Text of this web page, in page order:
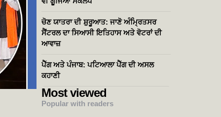
ਚੋਣ ਯਾਤਰਾ ਦੀ ਸ਼ੁਰੂਆਤ: ਜਾਣੋ ਅੰਮ੍ਰਿਤਸਰ
ਸੈਂਟਰਲ ਦਾ ਸਿਆਸੀ ਇਤਿਹਾਸ ਅਤੇ ਵੋਟਰਾਂ ਦੀ
ਆਵਾਜ਼
ਪੈੱਗ ਅਤੇ ਪੰਜਾਬ: ਪਟਿਆਲਾ ਪੈੱਗ ਦੀ ਅਸਲ
ਕਹਾਣੀ
Most viewed
Popular with readers